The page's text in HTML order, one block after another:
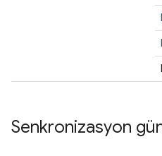
Senkronizasyon